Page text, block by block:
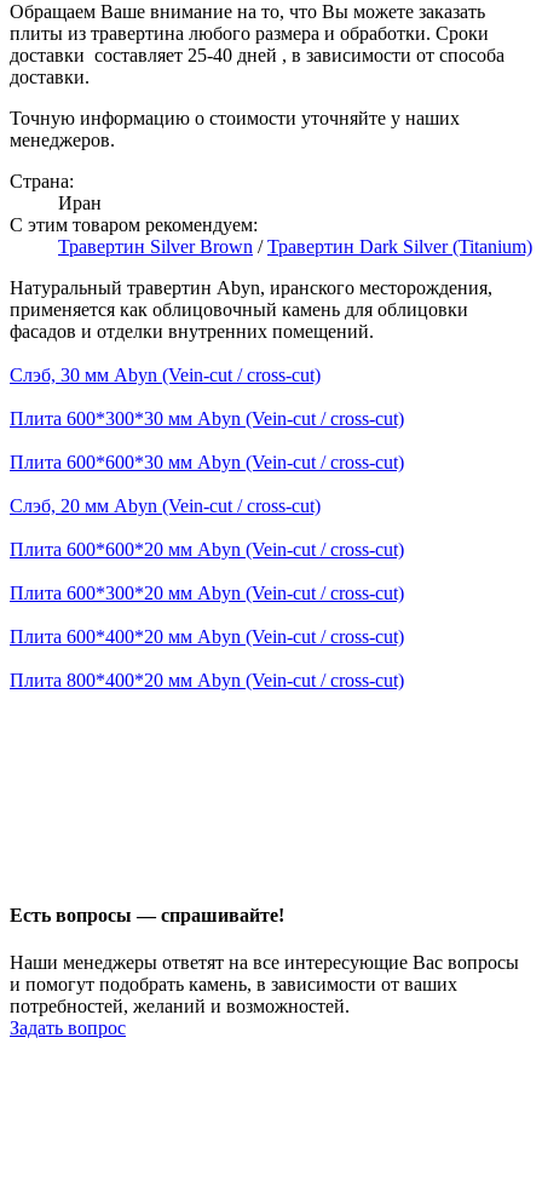
Обращаем Ваше внимание на то, что Вы можете заказать
плиты из травертина любого размера и обработки. Сроки
доставки составляет 25-40 дней , в зависимости от способа
доставки.
Точную информацию о стоимости уточняйте у наших
менеджеров.
Страна:
Иран
С этим товаром рекомендуем:
Травертин Silver Brown /Травертин Dark Silver (Titanium)
Натуральный травертин Abyn, иранского месторождения,
применяется как облицовочный камень для облицовки
фасадов и отделки внутренних помещений.
Слэб, 30 мм Abyn (Vein-cut / cross-cut)
Плита 600*300*30 мм Abyn (Vein-cut / cross-cut)
Плита 600*600*30 мм Abyn (Vein-cut / cross-cut)
Слэб, 20 мм Abyn (Vein-cut / cross-cut)
Плита 600*600*20 мм Abyn (Vein-cut / cross-cut)
Плита 600*300*20 мм Abyn (Vein-cut / cross-cut)
Плита 600*400*20 мм Abyn (Vein-cut / cross-cut)
Плита 800*400*20 мм Abyn (Vein-cut / cross-cut)
Есть вопросы — спрашивайте!
Наши менеджеры ответят на все интересующие Вас вопросы
и помогут подобрать камень, в зависимости от ваших
потребностей, желаний и возможностей.
Задать вопрос